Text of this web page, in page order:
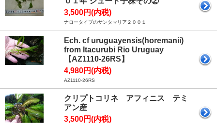
3,500円(内税)
ナロータイプのサンタマリア２００１
Ech. cf uruguayensis(horemanii)
from Itacurubi Rio Uruguay
【AZ1110-26RS】
4,980円(内税)
AZ1110-26RS
クリプトコリネ アフィニス テミ
アン産
3,500円(内税)